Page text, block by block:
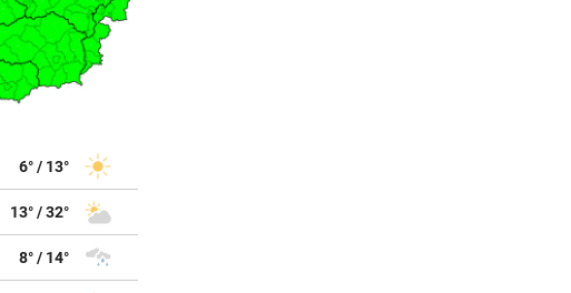
6° / 13°
13° / 32°
8° / 14°